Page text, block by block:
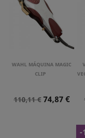
WAHL MÁQUINA MAGIC
CLIP
Precio
110,11 € Precio
74,87 €
-